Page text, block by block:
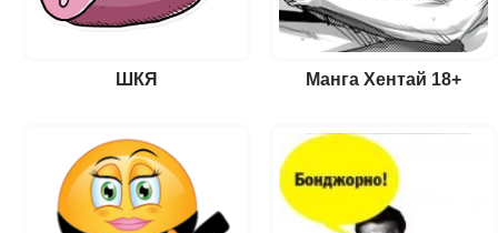
ШКЯ Манга Хентай 18+